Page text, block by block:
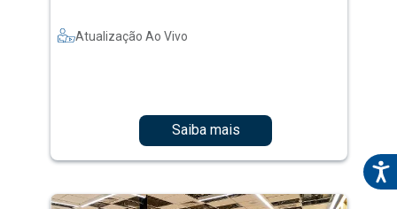
Atualização Ao Vivo
Saiba mais